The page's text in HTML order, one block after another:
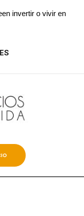
invertir o vivir en
ES